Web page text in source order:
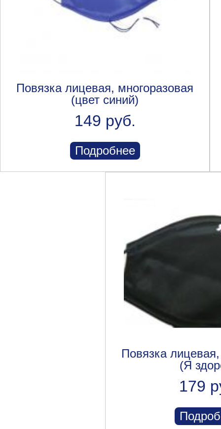
Повязка лицевая, многоразовая
(цвет синий)
149 руб.
Подробнее
Повязка
(Я
179